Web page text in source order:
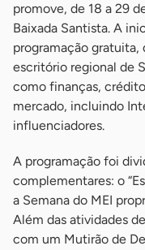
promove, de 18 a 29
Baixada Santista. A
programação gratuita,
escritório regional de
como finanças,
mercado, incluindo
influenciadores.
A programação foi
complementares: o
a Semana do MEI
Além das atividades
com um Mutirão de